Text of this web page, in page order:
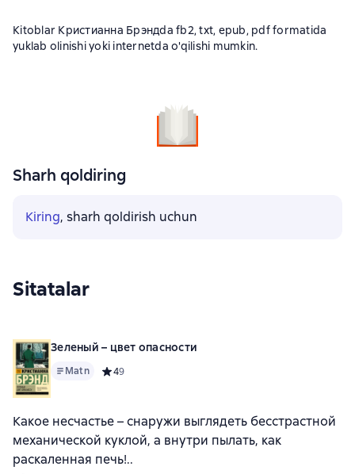
Kitoblar Кристианна Брэндda fb2, txt, epub, pdf formatida
yuklab olinishi yoki internetda o'qilishi mumkin.
Sharh qoldiring
Kiring, sharh qoldirish uchun
Sitatalar
Зеленый – цвет опасности
Matn Средний рейтинг 4 на основе 9 оценок
49
Какое несчастье – снаружи выглядеть бесстрастной
механической куклой, а внутри пылать, как
раскаленная печь!..